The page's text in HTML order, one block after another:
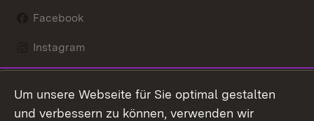
Facebook
Instagram
Mastodon
Um unsere Webseite für Sie optimal gestalten
und verbessern zu können, verwenden wir